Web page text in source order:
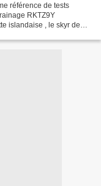
référence de tests
RKTZ9Y
islandaise , le skyr de